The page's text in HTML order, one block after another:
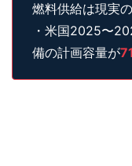
燃料供給は現実
・米国2025〜
備の計画容量が